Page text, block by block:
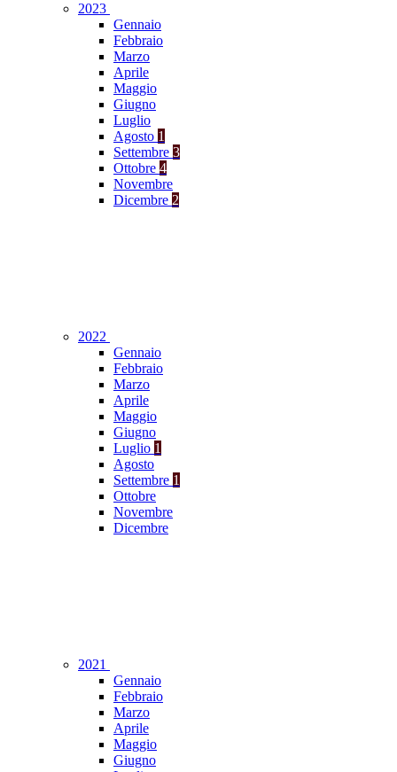
2023
Gennaio
Febbraio
Marzo
Aprile
Maggio
Giugno
Luglio
Agosto 1
Settembre 3
Ottobre 4
Novembre
Dicembre 2
2022
Gennaio
Febbraio
Marzo
Aprile
Maggio
Giugno
Luglio 1
Agosto
Settembre 1
Ottobre
Novembre
Dicembre
2021
Gennaio
Febbraio
Marzo
Aprile
Maggio
Giugno